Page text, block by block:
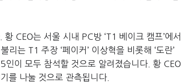
황 CEO는 서울 시내 PC방 ‘T1 베이크 캠프’에서
리는 T1 주장 ‘페이커 ’ 이상혁을 비롯해 ‘도란’
5인이 모두 참석할 것으로 알려졌습니다 황 CEO
를 나눌 것으로 관측됩니다